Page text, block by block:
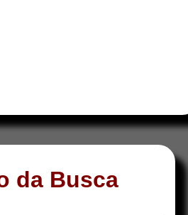
da Busca